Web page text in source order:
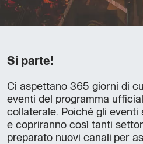
Si parte!
Ci aspettano 365 giorni di
eventi del programma
collaterale. Poiché gli eventi
e copriranno così tanti
preparato nuovi canali per